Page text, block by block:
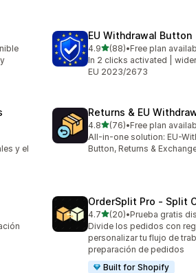
EU Withdrawal Button
4.9de 5 estrellas
(88)
88 reseñas en total
•Free plan
In 2 clicks activated |
EU 2023/2673
y el
Returns & EU
4.8de 5 estrellas
(76)
76 reseñas en total
•Free plan
All-in-one solution: EU-
Button, Returns &
OrderSplit Pro ‑ Split
4.7de 5 estrellas
(20)
20 reseñas en total
•Prueba gratis
Divide los pedidos con
personalizar tu flujo de
preparación de pedidos
Built for Shopify